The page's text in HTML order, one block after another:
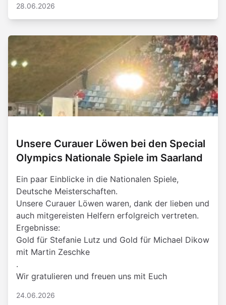
28.06.2026
Unsere Curauer Löwen bei den Special
Olympics Nationale Spiele im Saarland
Ein paar Einblicke in die Nationalen Spiele,
Deutsche Meisterschaften.
Unsere Curauer Löwen waren, dank der lieben und
auch mitgereisten Helfern erfolgreich vertreten.
Ergebnisse:
Gold für Stefanie Lutz und Gold für Michael Dikow
mit Martin Zeschke
.
Wir gratulieren und freuen uns mit Euch
24.06.2026